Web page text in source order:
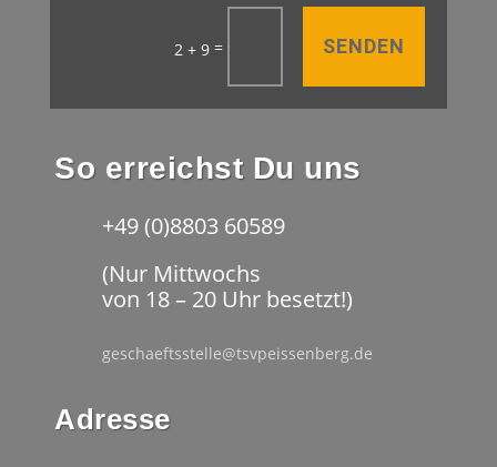
2 + 9 = SENDEN
So erreichst Du uns
+49 (0)8803 60589
(Nur Mittwochs
von 18 – 20 Uhr besetzt!)
geschaeftsstelle@tsvpeissenberg.de
Adresse